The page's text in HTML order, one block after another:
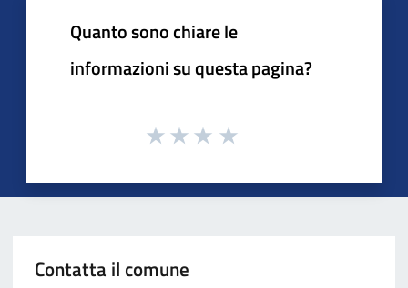
Quanto sono chiare le
informazioni su questa pagina?
Contatta il comune